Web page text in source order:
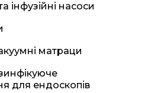
інфузійні насоси
матраци
для ендоскопів